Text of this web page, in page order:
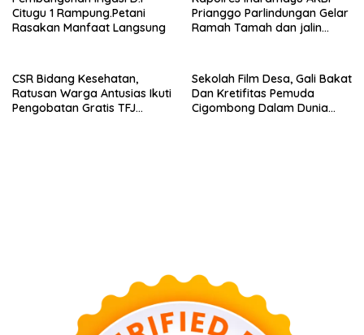
Jalan.
Citugu 1 Rampung.Petani
Rasakan Manfaat Langsung
Prianggo Parlindungan Gelar
Ramah Tamah dan jalin
CSR Bidang Kesehatan,
Ratusan Warga Antusias Ikuti
Pengobatan Gratis TFJ
Sekolah Film Desa, Gali Bakat
Dan Kretifitas Pemuda
Cigombong Dalam Dunia